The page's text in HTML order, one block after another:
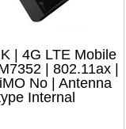
| 4G LTE Mobile
| 802.11ax |
No | Antenna
Internal